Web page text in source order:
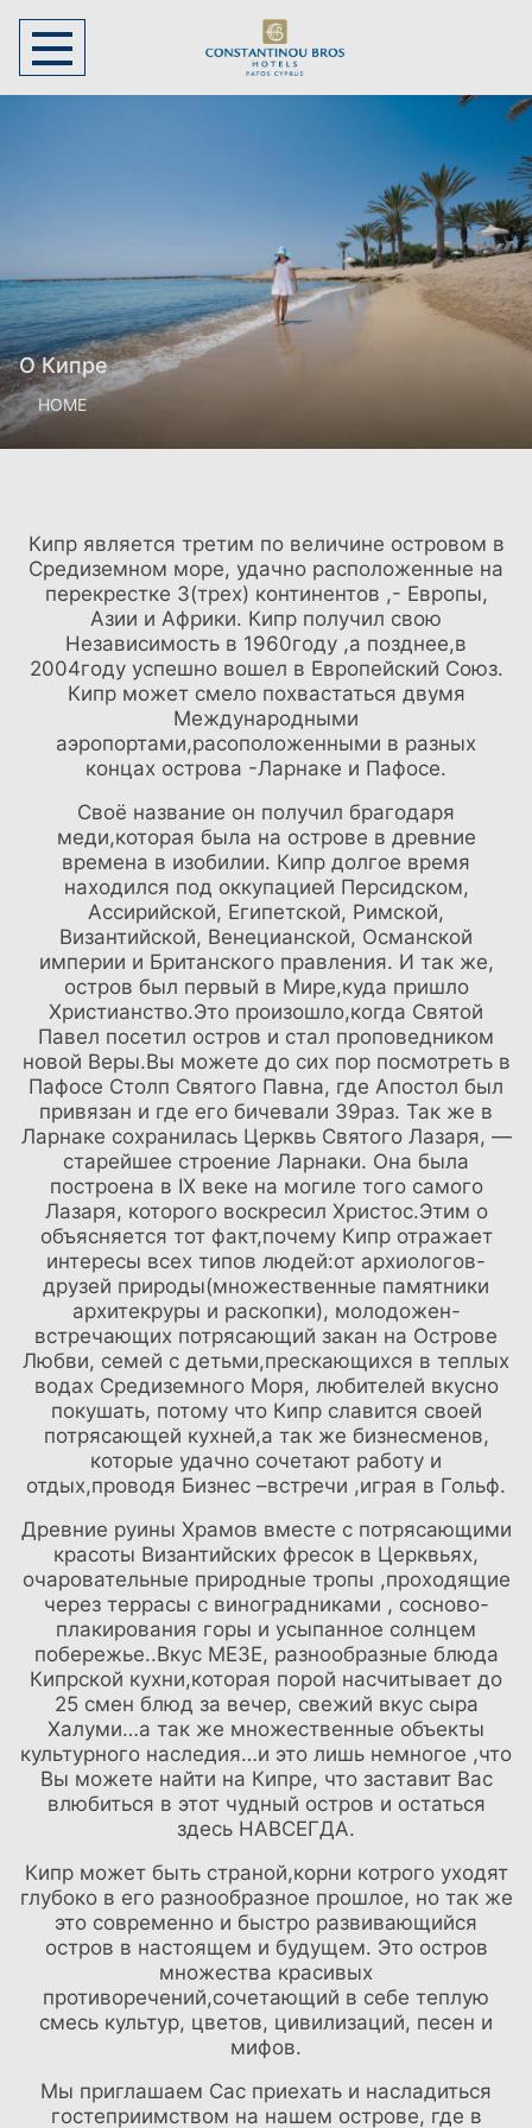
ГРУППА
НАШИ ОТЕЛИ
ПРЕДЛОЖЕНИЯ
ЭЛИТНЫЙ КЛАСС
ЭЛИКСИР СПА
СВАДЬБЫ
ДЕЯТЕЛЬНОСТЬ
ОНЛАЙН-РЕГИСТРАЦИИ
ВСТРЕЧИ
ОТЕЛИ РАЗВЛЕЧЕНИЯ И
МЕРОПРИЯТИЯ
СВЯЖИТЕСЬ С
ONLINE CHECK-IN
ASIMINA SUITES HOTEL*****
ATHENA BEACH HOTEL
ATHENA ROYAL BEACH HOTEL
PIONEER BEACH HOTEL
О Кипре
HOME
Кипр является третим по величине островом в
Средиземном море, удачно расположенные на
перекрестке 3(трех) континентов ,- Европы,
Азии и Африки. Кипр получил свою
Независимость в 1960году ,а позднее,в
2004году успешно вошел в Европейский Союз.
Кипр может смело похвастаться двумя
Международными
аэропортами,расоположенными в разных
концах острова -Ларнаке и Пафосе.
Своё название он получил брагодаря
меди,которая была на острове в древние
времена в изобилии. Кипр долгое время
находился под оккупацией Персидском,
Ассирийской, Египетской, Римской,
Византийской, Венецианской, Османской
империи и Британского правления. И так же,
остров был первый в Мире,куда пришло
Христианство.Это произошло,когда Святой
Павел посетил остров и стал проповедником
новой Веры.Вы можете до сих пор посмотреть в
Пафосе Столп Святого Павна, где Апостол был
привязан и где его бичевали 39раз. Так же в
Ларнаке сохранилась Церквь Святого Лазаря, —
старейшее строение Ларнаки. Она была
построена в IX веке на могиле того самого
Лазаря, которого воскресил Христос.Этим о
объясняется тот факт,почему Кипр отражает
интересы всех типов людей:от архиологов-
друзей природы(множественные памятники
архитекруры и раскопки), молодожен-
встречающих потрясающий закан на Острове
Любви, семей с детьми,прескающихся в теплых
водах Средиземного Моря, любителей вкусно
покушать, потому что Кипр славится своей
потрясающей кухней,а так же бизнесменов,
которые удачно сочетают работу и
отдых,проводя Бизнес –встречи ,играя в Гольф.
Древние руины Храмов вместе с потрясающими
красоты Византийских фресок в Церквьях,
очаровательные природные тропы ,проходящие
через террасы с виноградниками , сосново-
плакирования горы и усыпанное солнцем
побережье..Вкус МЕЗЕ, разнообразные блюда
Кипрской кухни,которая порой насчитывает до
25 смен блюд за вечер, свежий вкус сыра
Халуми…а так же множественные объекты
культурного наследия…и это лишь немногое ,что
Вы можете найти на Кипре, что заставит Вас
влюбиться в этот чудный остров и остаться
здесь НАВСЕГДА.
Кипр может быть страной,корни котрого уходят
глубоко в его разнообразное прошлое, но так же
это современно и быстро развивающийся
остров в настоящем и будущем. Это остров
множества красивых
противоречений,сочетающий в себе теплую
смесь культур, цветов, цивилизаций, песен и
мифов.
Мы приглашаем Сас приехать и насладиться
гостеприимством на нашем острове, где в